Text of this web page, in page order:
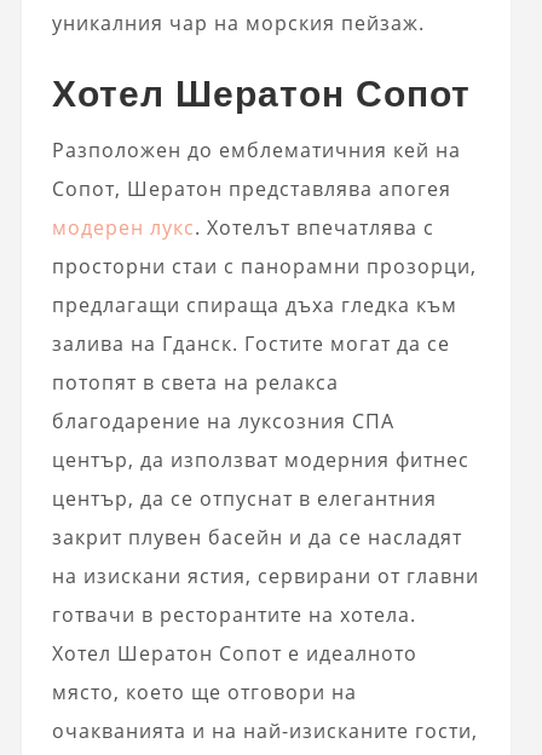
уникалния чар на морския пейзаж.
Хотел Шератон Сопот
Разположен до емблематичния кей на
Сопот, Шератон представлява апогея
модерен лукс. Хотелът впечатлява с
просторни стаи с панорамни прозорци,
предлагащи спираща дъха гледка към
залива на Гданск. Гостите могат да се
потопят в света на релакса
благодарение на луксозния СПА
център, да използват модерния фитнес
център, да се отпуснат в елегантния
закрит плувен басейн и да се насладят
на изискани ястия, сервирани от главни
готвачи в ресторантите на хотела.
Хотел Шератон Сопот е идеалното
място, което ще отговори на
очакванията и на най-изисканите гости,